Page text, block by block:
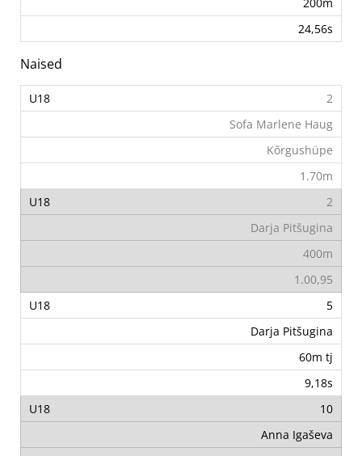
24,56s
Naised
2
Sofa Marlene Haug
Kõrgushüpe
1.70m
2
Darja Pitšugina
400m
1.00,95
5
Darja Pitšugina
60m tj
9,18s
10
Anna Igaševa